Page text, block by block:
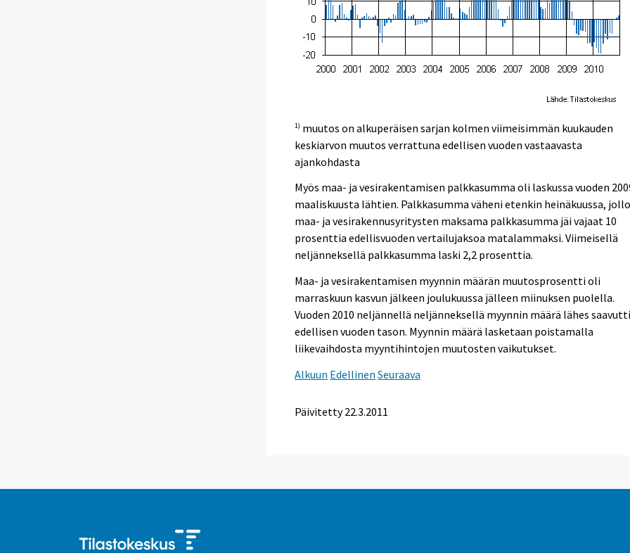
1) muutos on alkuperäisen sarjan kolmen viimeisimmän kuukauden
keskiarvon muutos verrattuna edellisen vuoden vastaavasta
ajankohdasta
Myös maa- ja vesirakentamisen palkkasumma oli laskussa vuoden
maaliskuusta lähtien. Palkkasumma väheni etenkin heinäkuussa,
maa- ja vesirakennusyritysten maksama palkkasumma jäi vajaat 10
prosenttia edellisvuoden vertailujaksoa matalammaksi. Viimeisellä
neljänneksellä palkkasumma laski 2,2 prosenttia.
Maa- ja vesirakentamisen myynnin määrän muutosprosentti oli
marraskuun kasvun jälkeen joulukuussa jälleen miinuksen puolella.
Vuoden 2010 neljännellä neljänneksellä myynnin määrä lähes
edellisen vuoden tason. Myynnin määrä lasketaan poistamalla
liikevaihdosta myyntihintojen muutosten vaikutukset.
Alkuun Edellinen Seuraava
Päivitetty 22.3.2011